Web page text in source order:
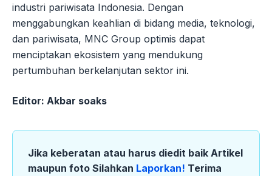
industri pariwisata Indonesia. Dengan
menggabungkan keahlian di bidang media, teknologi,
dan pariwisata, MNC Group optimis dapat
menciptakan ekosistem yang mendukung
pertumbuhan berkelanjutan sektor ini.
Editor: Akbar soaks
Jika keberatan atau harus diedit baik Artikel
maupun foto Silahkan Laporkan! Terima